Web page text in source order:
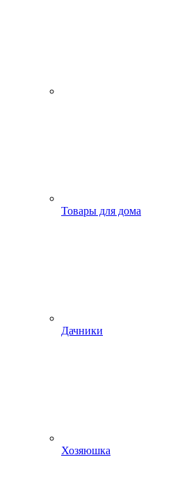
Товары для дома
Дачники
Хозяюшка